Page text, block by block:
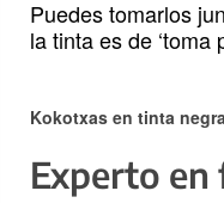
Puedes tomarlos
la tinta es de ‘toma
Kokotxas en tinta
Experto en